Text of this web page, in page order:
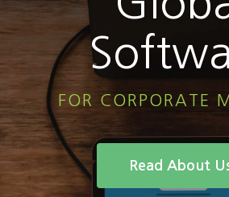
FOR CORPORATE
Read About